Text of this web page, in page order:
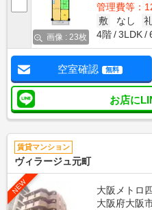
画像 : 23枚
管理費等：
敷
なし
4階
3LDK
空室確認 無料
お店に
賃貸マンション
ヴィラージュ元町
NEW
大阪メトロ
大阪府大阪